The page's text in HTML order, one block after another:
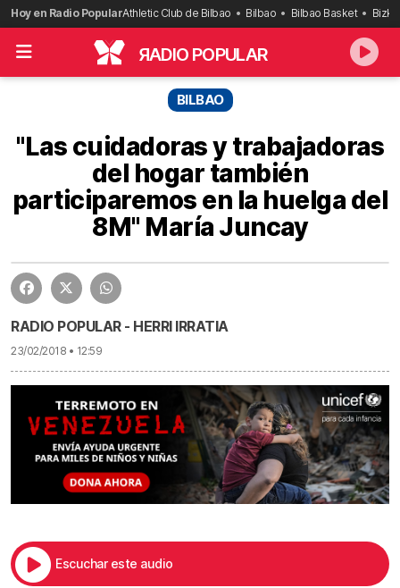
Saltar
al
contenido
Hoy en Radio PopularAthletic Club de Bilbao Bilbao Bilbao Basket
RADIO POPULAR
BILBAO
"Las cuidadoras y trabajadoras
del hogar también
participaremos en la huelga del
8M" María Juncay
RADIO POPULAR - HERRI IRRATIA
23/02/2018 • 12:59
Escuchar este audio